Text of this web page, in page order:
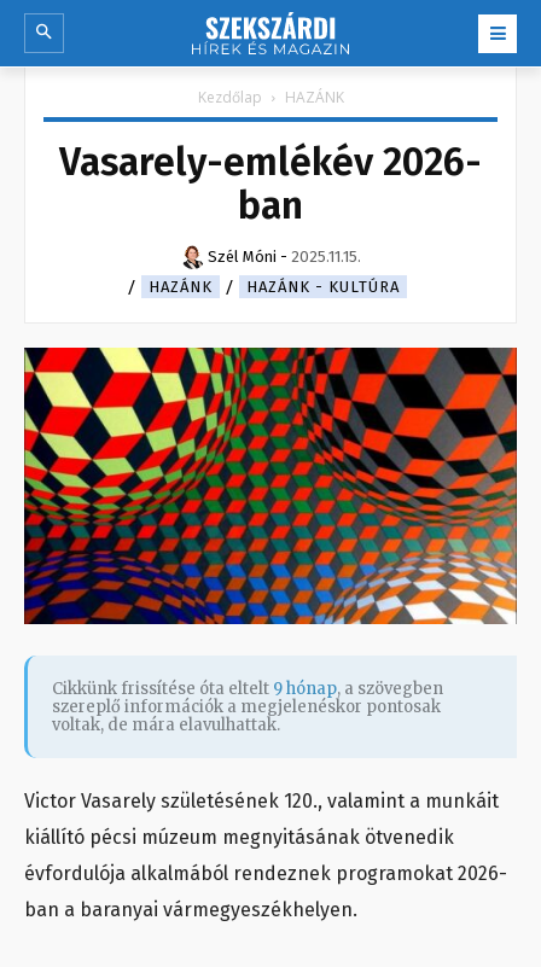
Kezdőlap HAZÁNK
Vasarely-emlékév 2026-
ban
Szél Móni - 2025.11.15.
HAZÁNK
HAZÁNK - KULTÚRA
Cikkünk frissítése óta eltelt 9 hónap, a szövegben
szereplő információk a megjelenéskor pontosak
voltak, de mára elavulhattak.
Victor Vasarely születésének 120., valamint a munkáit
kiállító pécsi múzeum megnyitásának ötvenedik
évfordulója alkalmából rendeznek programokat 2026-
ban a baranyai vármegyeszékhelyen.